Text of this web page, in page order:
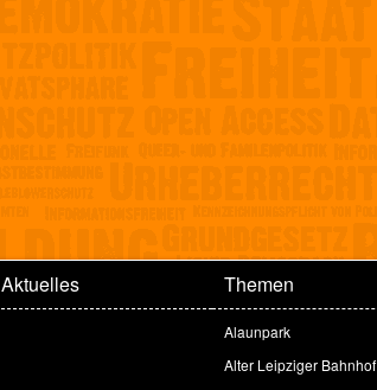
Aktuelles Themen
Alaunpark
Alter Leipziger Bahnhof